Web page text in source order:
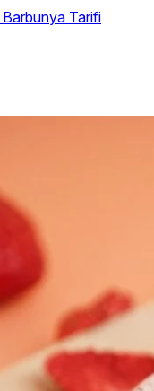
Barbunya Tarifi